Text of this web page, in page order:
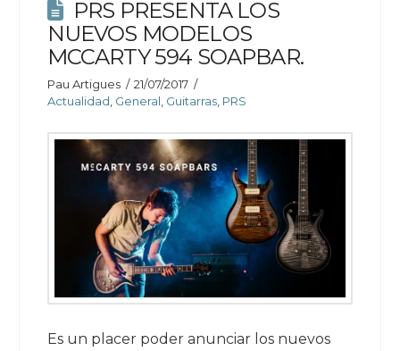
PRS PRESENTA LOS
NUEVOS MODELOS
MCCARTY 594 SOAPBAR.
Pau Artigues
21/07/2017
Actualidad General Guitarras, PRS
Es un placer poder anunciar los nuevos